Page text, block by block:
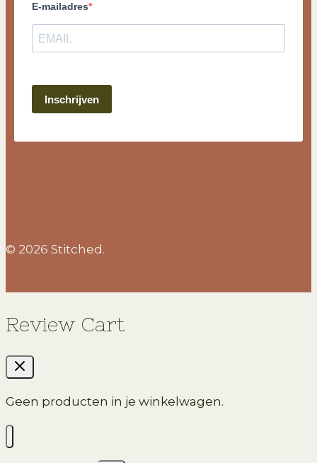
E-mailadres
Inschrijven
© 2026 Stitched.
Review Cart
Geen producten in je winkelwagen.